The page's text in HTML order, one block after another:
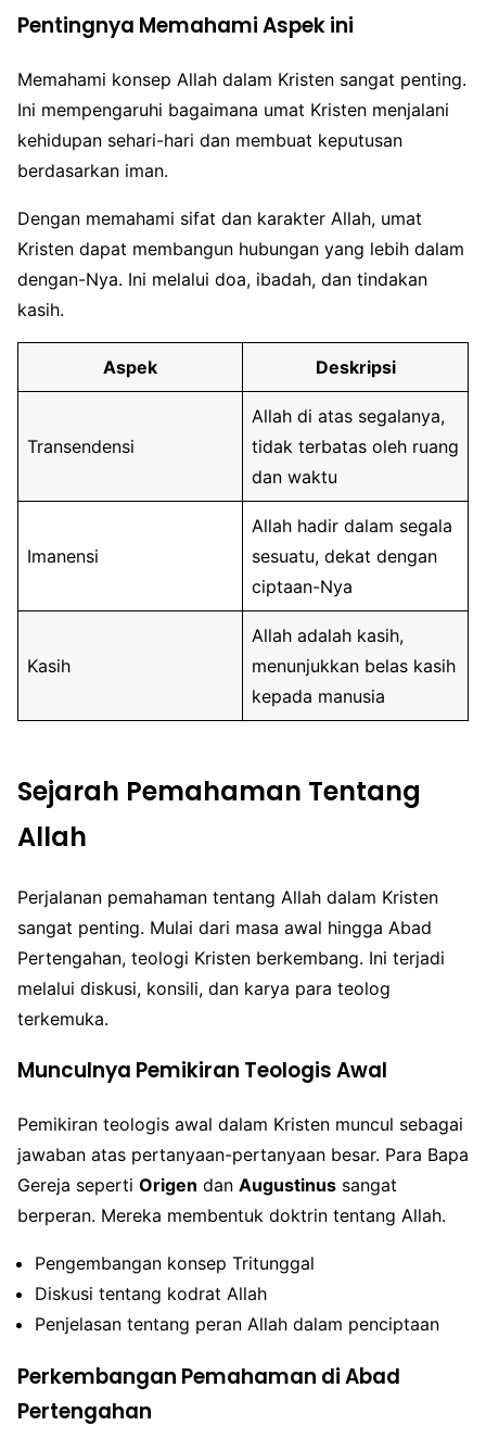
Pentingnya Memahami Aspek ini
Memahami konsep Allah dalam Kristen sangat penting.
Ini mempengaruhi bagaimana umat Kristen menjalani
kehidupan sehari-hari dan membuat keputusan
berdasarkan iman.
Dengan memahami sifat dan karakter Allah, umat
Kristen dapat membangun hubungan yang lebih dalam
dengan-Nya. Ini melalui doa, ibadah, dan tindakan
kasih.
Aspek Deskripsi
Transendensi
Allah di atas segalanya,
tidak terbatas oleh ruang
dan waktu
Imanensi
Allah hadir dalam segala
sesuatu, dekat dengan
ciptaan-Nya
Kasih
Allah adalah kasih,
menunjukkan belas kasih
kepada manusia
Sejarah Pemahaman Tentang
Allah
Perjalanan pemahaman tentang Allah dalam Kristen
sangat penting. Mulai dari masa awal hingga Abad
Pertengahan, teologi Kristen berkembang. Ini terjadi
melalui diskusi, konsili, dan karya para teolog
terkemuka.
Munculnya Pemikiran Teologis Awal
Pemikiran teologis awal dalam Kristen muncul sebagai
jawaban atas pertanyaan-pertanyaan besar. Para Bapa
Gereja seperti Origen dan Augustinus sangat
berperan. Mereka membentuk doktrin tentang Allah.
Pengembangan konsep Tritunggal
Diskusi tentang kodrat Allah
Penjelasan tentang peran Allah dalam penciptaan
Perkembangan Pemahaman di Abad
Pertengahan